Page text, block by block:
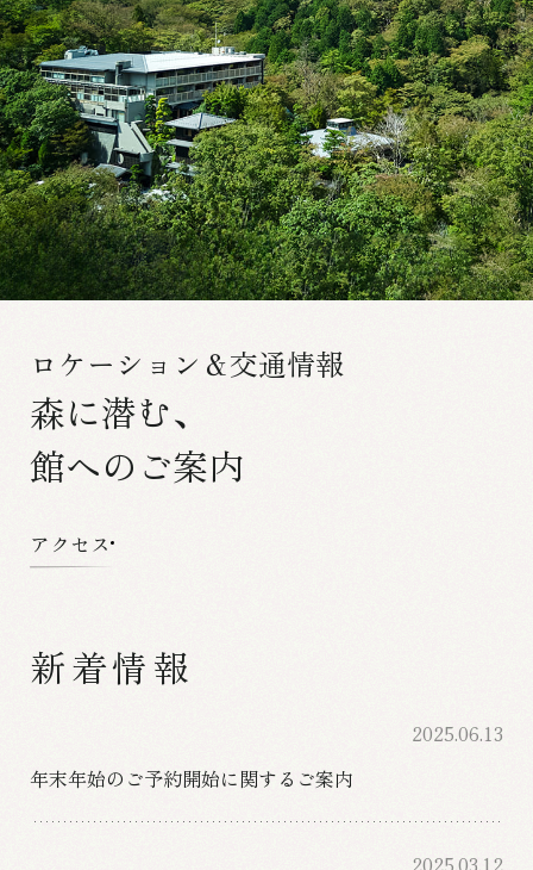
ロケーション＆交通情報
森に潜む、
館へのご案内
アクセス
新着情報
2025.06.13
年末年始のご予約開始に関するご案内
2025.03.12